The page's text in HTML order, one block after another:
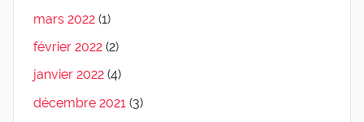
mars 2022 (1)
février 2022 (2)
janvier 2022 (4)
décembre 2021 (3)